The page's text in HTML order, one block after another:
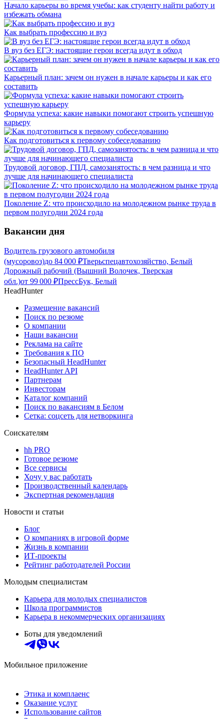
Начало карьеры во время учебы: как студенту найти работу и
избежать обмана
Как выбрать профессию и вуз
В вуз без ЕГЭ: настоящие герои всегда идут в обход
Карьерный план: зачем он нужен в начале карьеры и как его
составить
Формула успеха: какие навыки помогают строить успешную
карьеру
Как подготовиться к первому собеседованию
Трудовой договор, ГПД, самозанятость: в чем разница и что
лучше для начинающего специалиста
Поколение Z: что происходило на молодежном рынке труда в
первом полугодии 2024 года
Вакансии дня
Водитель грузового автомобиля
(мусоровоз)до 84 000 ₽Тверьспецавтохозяйство, Белый
Дорожный рабочий (Вышний Волочек, Тверская
обл.)от 99 000 ₽ПрессБук, Белый
HeadHunter
Размещение вакансий
Поиск по резюме
О компании
Наши вакансии
Реклама на сайте
Требования к ПО
Безопасный HeadHunter
HeadHunter API
Партнерам
Инвесторам
Каталог компаний
Поиск по вакансиям в Белом
Сетка: соцсеть для нетворкинга
Соискателям
hh PRO
Готовое резюме
Все сервисы
Хочу у вас работать
Производственный календарь
Экспертная рекомендация
Новости и статьи
Блог
О компаниях в игровой форме
Жизнь в компании
ИТ-проекты
Рейтинг работодателей России
Молодым специалистам
Карьера для молодых специалистов
Школа программистов
Карьера в некоммерческих организациях
Боты для уведомлений
Мобильное приложение
Этика и комплаенс
Оказание услуг
Использование сайтов